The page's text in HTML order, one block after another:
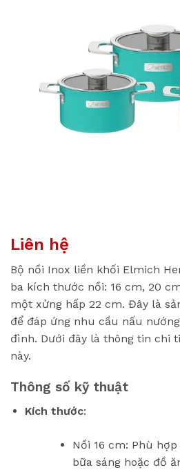
Liên hệ
Bộ nồi Inox liền khối Elmich
ba kích thước nồi: 16 cm, 20
một xửng hấp 22 cm. Đây là
để đáp ứng nhu cầu nấu
đình. Dưới đây là thông tin chi
này.
Thông số kỹ thuật
Kích thước:
Nồi 16 cm: Phù
bữa sáng hoặc đồ